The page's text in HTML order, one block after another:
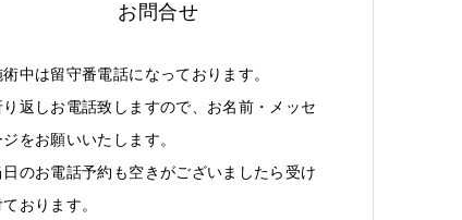
お問合せ
術中は留守番電話になっております。
り返しお電話致しますので、お名前・メッセ
ジをお願いいたします。
日のお電話予約も空きがございましたら受け
おります。